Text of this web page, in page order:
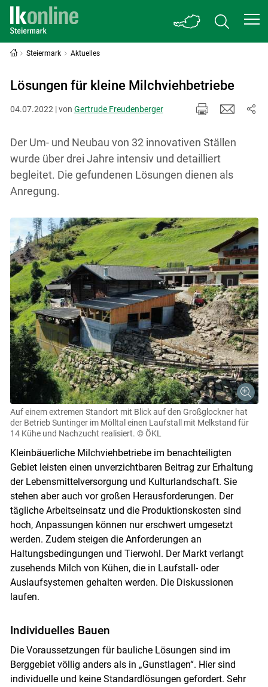
Steiermark Aktuelles
Lösungen für kleine Milchviehbetriebe
04.07.2022 | von Gertrude Freudenberger
Der Um- und Neubau von 32 innovativen Ställen
wurde über drei Jahre intensiv und detailliert
begleitet. Die gefundenen Lösungen dienen als
Anregung.
Auf einem extremen Standort mit Blick auf den Großglockner hat
der Betrieb Suntinger im Mölltal einen Laufstall mit Melkstand für
14 Kühe und Nachzucht realisiert. © ÖKL
Kleinbäuerliche Milchviehbetriebe im benachteiligten
Gebiet leisten einen unverzichtbaren Beitrag zur Erhaltung
der Lebensmittelversorgung und Kulturlandschaft. Sie
stehen aber auch vor großen Herausforderungen. Der
tägliche Arbeitseinsatz und die Produktionskosten sind
hoch, Anpassungen können nur erschwert umgesetzt
werden. Zudem steigen die Anforderungen an
Haltungsbedingungen und Tierwohl. Der Markt verlangt
zusehends Milch von Kühen, die in Laufstall- oder
Auslaufsystemen gehalten werden. Die Diskussionen
laufen.
Individuelles Bauen
Die Voraussetzungen für bauliche Lösungen sind im
Berggebiet völlig anders als in „Gunstlagen“. Hier sind
individuelle und keine Standardlösungen gefordert. Sehr